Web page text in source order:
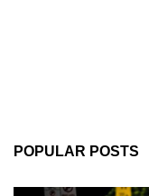
POPULAR POSTS